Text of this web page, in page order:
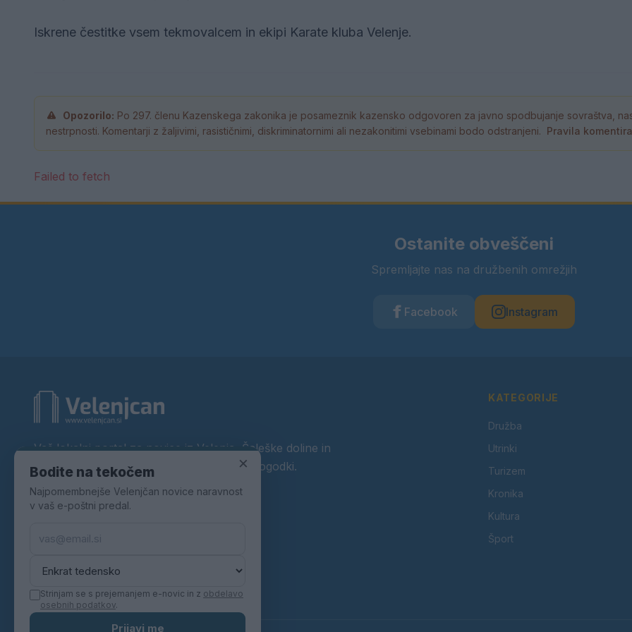
Iskrene čestitke vsem tekmovalcem in ekipi Karate kluba Velenje.
Opozorilo: Po 297. členu Kazenskega zakonika je posameznik kazensko odgovoren za javno spodbujanje sovraštva,
nestrpnosti. Komentarji z žaljivimi, rasističnimi, diskriminatornimi ali nezakonitimi vsebinami bodo odstranjeni. Pravila
Failed to fetch
Ostanite obveščeni
Spremljajte nas na družbenih omrežjih
Facebook Instagram
Vaš lokalni portal za novice iz Velenja, Šaleške doline in
okolice. Aktualne novice, šport, kultura, dogodki.
Povezujemo Velenje.
KATEGORIJE
Družba
Utrinki
Turizem
Kronika
Kultura
Šport
×
Bodite na tekočem
Najpomembnejše Velenjčan novice naravnost
v vaš e-poštni predal.
Strinjam se s prejemanjem e-novic in z obdelavo
osebnih podatkov.
Prijavi me